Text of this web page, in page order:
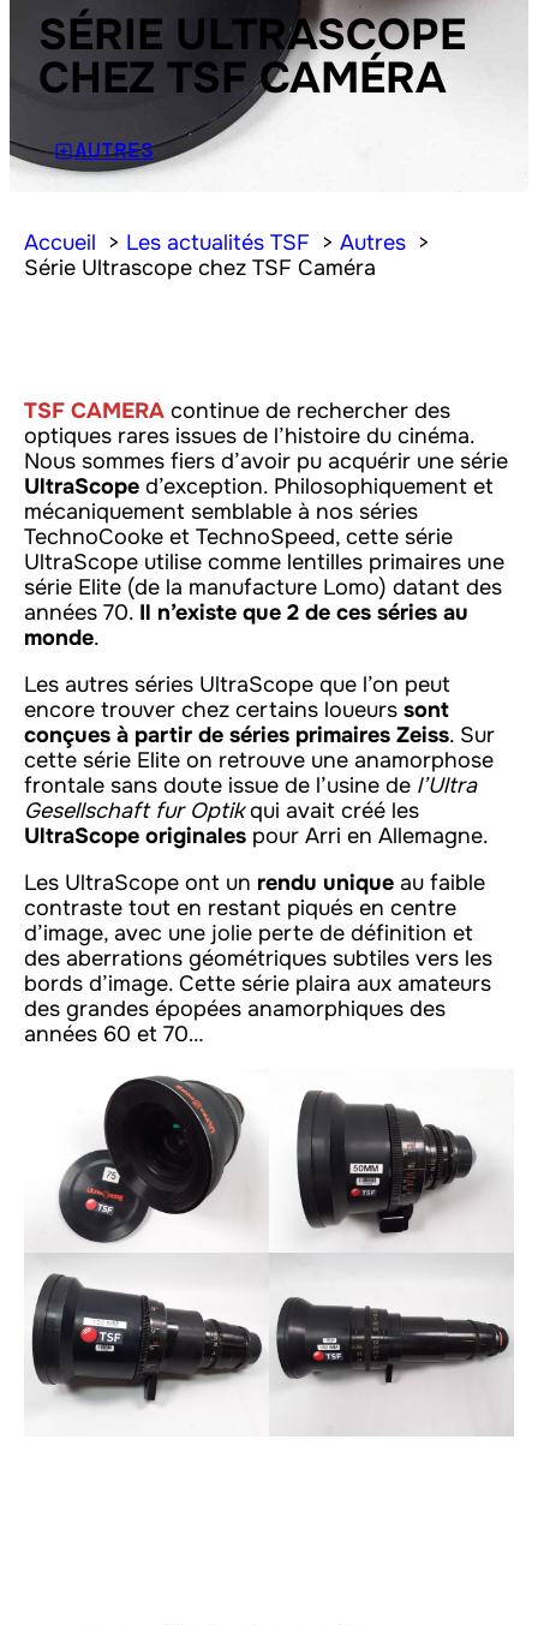
SÉRIE ULTRASCOPE
CHEZ TSF CAMÉRA
AUTRES
Accueil Les actualités TSF
Autres
Série Ultrascope chez TSF Caméra
TSF CAMERA continue de rechercher des
optiques rares issues de l’histoire du cinéma.
Nous sommes fiers d’avoir pu acquérir une série
UltraScope d’exception. Philosophiquement et
mécaniquement semblable à nos séries
TechnoCooke et TechnoSpeed, cette série
UltraScope utilise comme lentilles primaires une
série Elite (de la manufacture Lomo) datant des
années 70. Il n’existe que 2 de ces séries au
monde.
Les autres séries UltraScope que l’on peut
encore trouver chez certains loueurs sont
conçues à partir de séries primaires Zeiss. Sur
cette série Elite on retrouve une anamorphose
frontale sans doute issue de l’usine de l’Ultra
Gesellschaft fur Optikqui avait créé les
UltraScope originales pour Arri en Allemagne.
Les UltraScope ont un rendu unique au faible
contraste tout en restant piqués en centre
d’image, avec une jolie perte de définition et
des aberrations géométriques subtiles vers les
bords d’image. Cette série plaira aux amateurs
des grandes épopées anamorphiques des
années 60 et 70…